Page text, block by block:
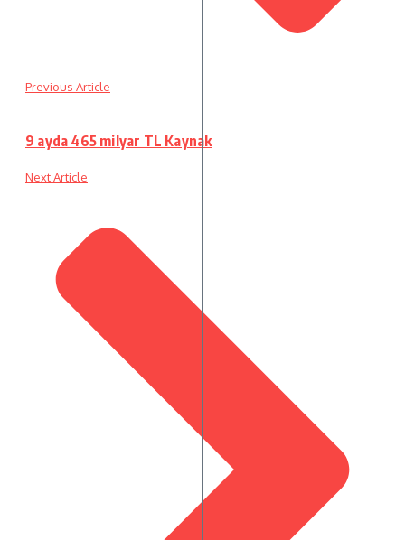
Previous Article
9 ayda 465 milyar TL Kaynak
Next Article